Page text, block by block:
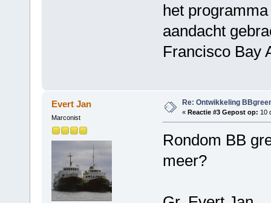
het
aandacht
Francisco Bay
Evert Jan
Marconist
Re: Ontwikkeling
« Reactie #3 Gepost op: 10
Rondom BB
meer?